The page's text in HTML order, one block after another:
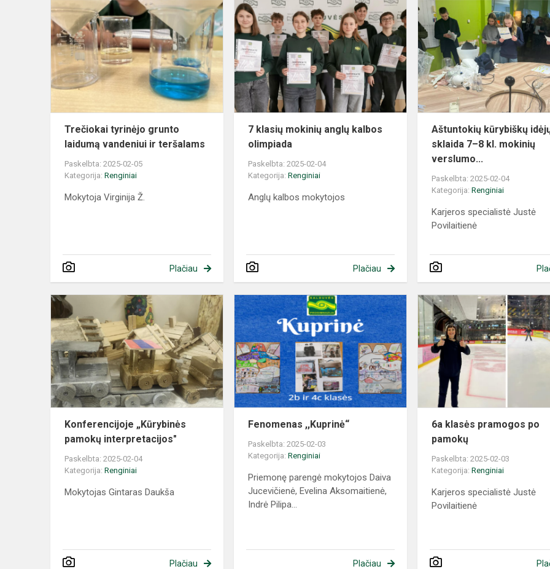
Trečiokai tyrinėjo grunto
laidumą vandeniui ir teršalams
Paskelbta: 2025-02-05
Kategorija: Renginiai
Mokytoja Virginija Ž.
Plačiau
7 klasių mokinių anglų kalbos
olimpiada
Paskelbta: 2025-02-04
Kategorija:Renginiai
Anglų kalbos mokytojos
Plačiau
Aštuntokių kūrybiškų
sklaida 7–8 kl. mokinių
verslumo...
Paskelbta: 2025-02-04
Kategorija:Renginiai
Karjeros specialistė Justė
Povilaitienė
Konferencijoje „Kūrybinės
pamokų interpretacijos"
Paskelbta: 2025-02-04
Kategorija: Renginiai
Mokytojas Gintaras Daukša
Plačiau
Fenomenas ,,Kuprinė“
Paskelbta: 2025-02-03
Kategorija:Renginiai
Priemonę parengė mokytojos Daiva
Jucevičienė, Evelina Aksomaitienė,
Indrė Pilipa...
Plačiau
6a klasės pramogos po
pamokų
Paskelbta: 2025-02-03
Kategorija:Renginiai
Karjeros specialistė Justė
Povilaitienė